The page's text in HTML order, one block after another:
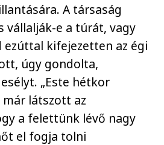
A társaság
vállalják-e a túrát, vagy
ezúttal kifejezetten az égi
úgy gondolta,
„Este hétkor
látszott az
a felettünk lévő nagy
el fogja tolni